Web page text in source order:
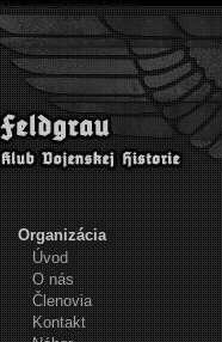
Klub vojenskej histórie Feldgrau
Organizácia
Úvod
O nás
Členovia
Kontakt